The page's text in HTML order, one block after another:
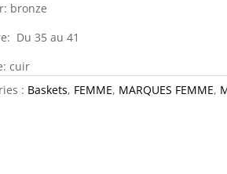
bronze
Du 35 au 41
cuir
: Baskets, FEMME, MARQUES FEMME,